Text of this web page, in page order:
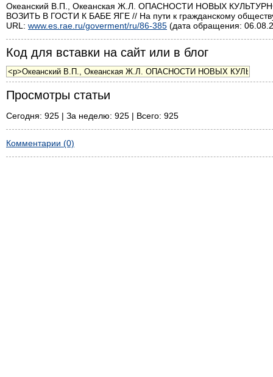
Океанский В.П., Океанская Ж.Л. ОПАСНОСТИ НОВЫХ
ВОЗИТЬ В ГОСТИ К БАБЕ ЯГЕ // На пути к гражданскому
URL: www.es.rae.ru/goverment/ru/86-385 (дата обращения:
Код для вставки на сайт или в блог
Просмотры статьи
Сегодня: 925 | За неделю: 925 | Всего: 925
Комментарии (0)